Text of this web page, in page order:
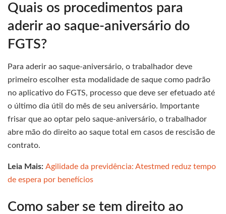
Quais os procedimentos para
aderir ao saque-aniversário do
FGTS?
Para aderir ao saque-aniversário, o trabalhador deve
primeiro escolher esta modalidade de saque como padrão
no aplicativo do FGTS, processo que deve ser efetuado até
o último dia útil do mês de seu aniversário. Importante
frisar que ao optar pelo saque-aniversário, o trabalhador
abre mão do direito ao saque total em casos de rescisão de
contrato.
Leia Mais: Agilidade da previdência: Atestmed reduz tempo
de espera por benefícios
Como saber se tem direito ao